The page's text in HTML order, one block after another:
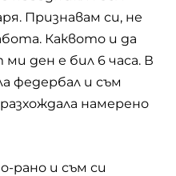
Признавам си, не
Каквото и да
ден е бил 6 часа. В
федербал и съм
намерено
рано и съм си